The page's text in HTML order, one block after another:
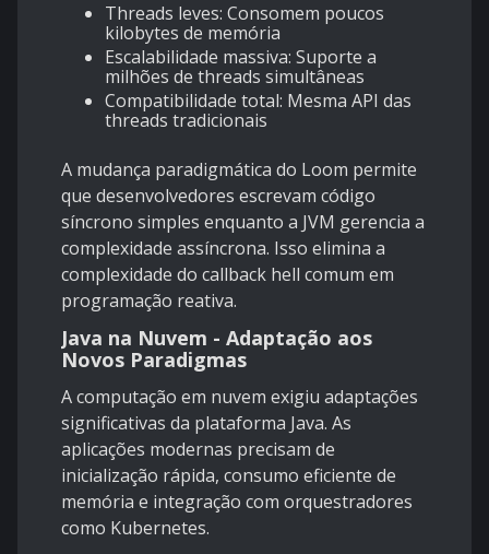
Threads leves: Consomem poucos
kilobytes de memória
Escalabilidade massiva: Suporte a
milhões de threads simultâneas
Compatibilidade total: Mesma API das
threads tradicionais
A mudança paradigmática do Loom permite
que desenvolvedores escrevam código
síncrono simples enquanto a JVM gerencia a
complexidade assíncrona. Isso elimina a
complexidade do callback hell comum em
programação reativa.
Java na Nuvem - Adaptação aos
Novos Paradigmas
A computação em nuvem exigiu adaptações
significativas da plataforma Java. As
aplicações modernas precisam de
inicialização rápida, consumo eficiente de
memória e integração com orquestradores
como Kubernetes.